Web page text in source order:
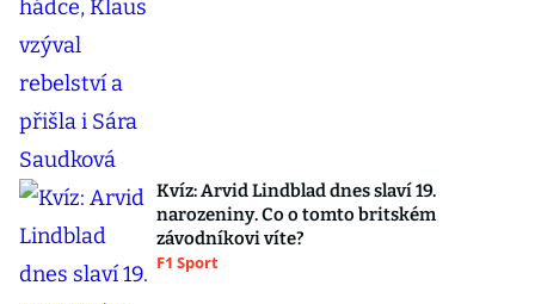
Kvíz: Arvid Lindblad dnes slaví 19.
narozeniny. Co o tomto britském
závodníkovi víte?
F1 Sport